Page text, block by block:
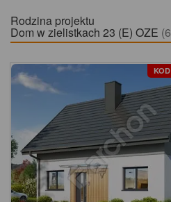
Rodzina projektu
Dom w zielistkach 23 (E) OZE